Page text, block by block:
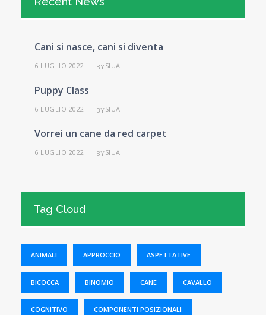
Cani si nasce, cani si diventa
6 LUGLIO 2022 BYSIUA
Puppy Class
6 LUGLIO 2022 BYSIUA
Vorrei un cane da red carpet
6 LUGLIO 2022 BYSIUA
Tag Cloud
ANIMALI APPROCCIO ASPETTATIVE
BICOCCA BINOMIO CANE CAVALLO
COGNITIVO COMPONENTI POSIZIONALI